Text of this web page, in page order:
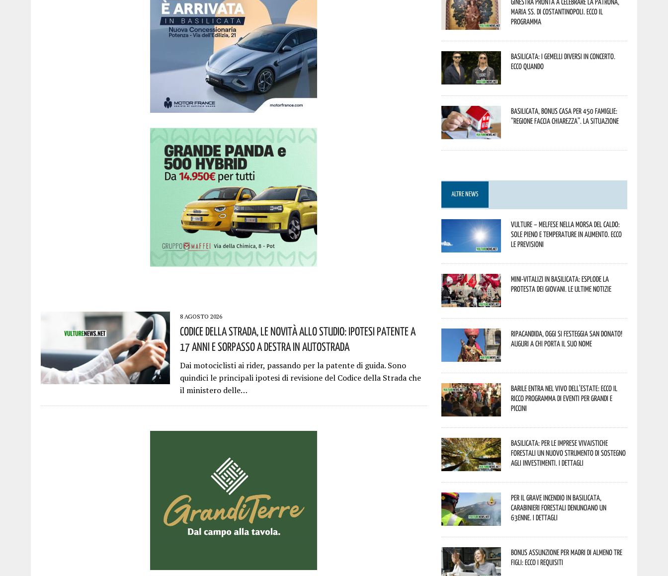
8 AGOSTO 2026
Codice Della Strada, Le Novità Allo Studio: Ipotesi Patente A
17 Anni E Sorpasso A Destra In Autostrada
Dai motociclisti ai rider, passando per la patente di guida. Sono
quindici le principali ipotesi di revisione del Codice della Strada che
il ministero delle…
Maria SS. di Costantinopoli. Ecco il
programma
Basilicata: i Gemelli DiVersi in concerto.
Ecco quando
Basilicata, Bonus casa per 450 famiglie:
“Regione faccia chiarezza”. La situazione
ALTRE NEWS
Vulture – melfese nella morsa del caldo:
sole pieno e temperature in aumento. Ecco
le previsioni
Mini-vitalizi in Basilicata: esplode la
protesta dei giovani. Le ultime notizie
Ripacandida, oggi si festeggia San Donato!
Auguri a chi porta il suo nome
Barile entra nel vivo dell’estate: ecco il
ricco programma di eventi per grandi e
piccini
Basilicata: per le imprese vivaistiche
forestali un nuovo strumento di sostegno
agli investimenti. I dettagli
Per il grave incendio in Basilicata,
Carabinieri forestali denunciano un
63enne. I dettagli
Bonus assunzione per madri di almeno tre
figli: ecco i requisiti